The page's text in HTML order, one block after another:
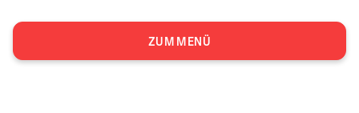
ZUM MENÜ